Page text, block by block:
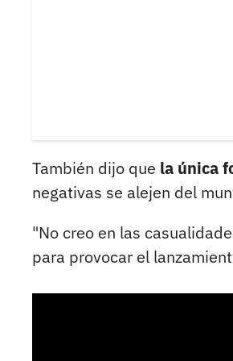
También dijo que la única
negativas se alejen del
"No creo en las
para provocar el